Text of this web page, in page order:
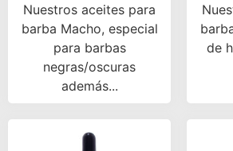
Nuestros aceites para
barba Macho, especial
para barbas
negras/oscuras
además...
de